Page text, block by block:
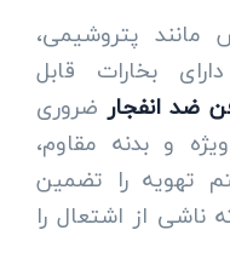
پتروشیمی،
بخارات قابل
ضد انفجارضروری
و بدنه مقاوم،
تهویه را تضمین
از اشتعال را